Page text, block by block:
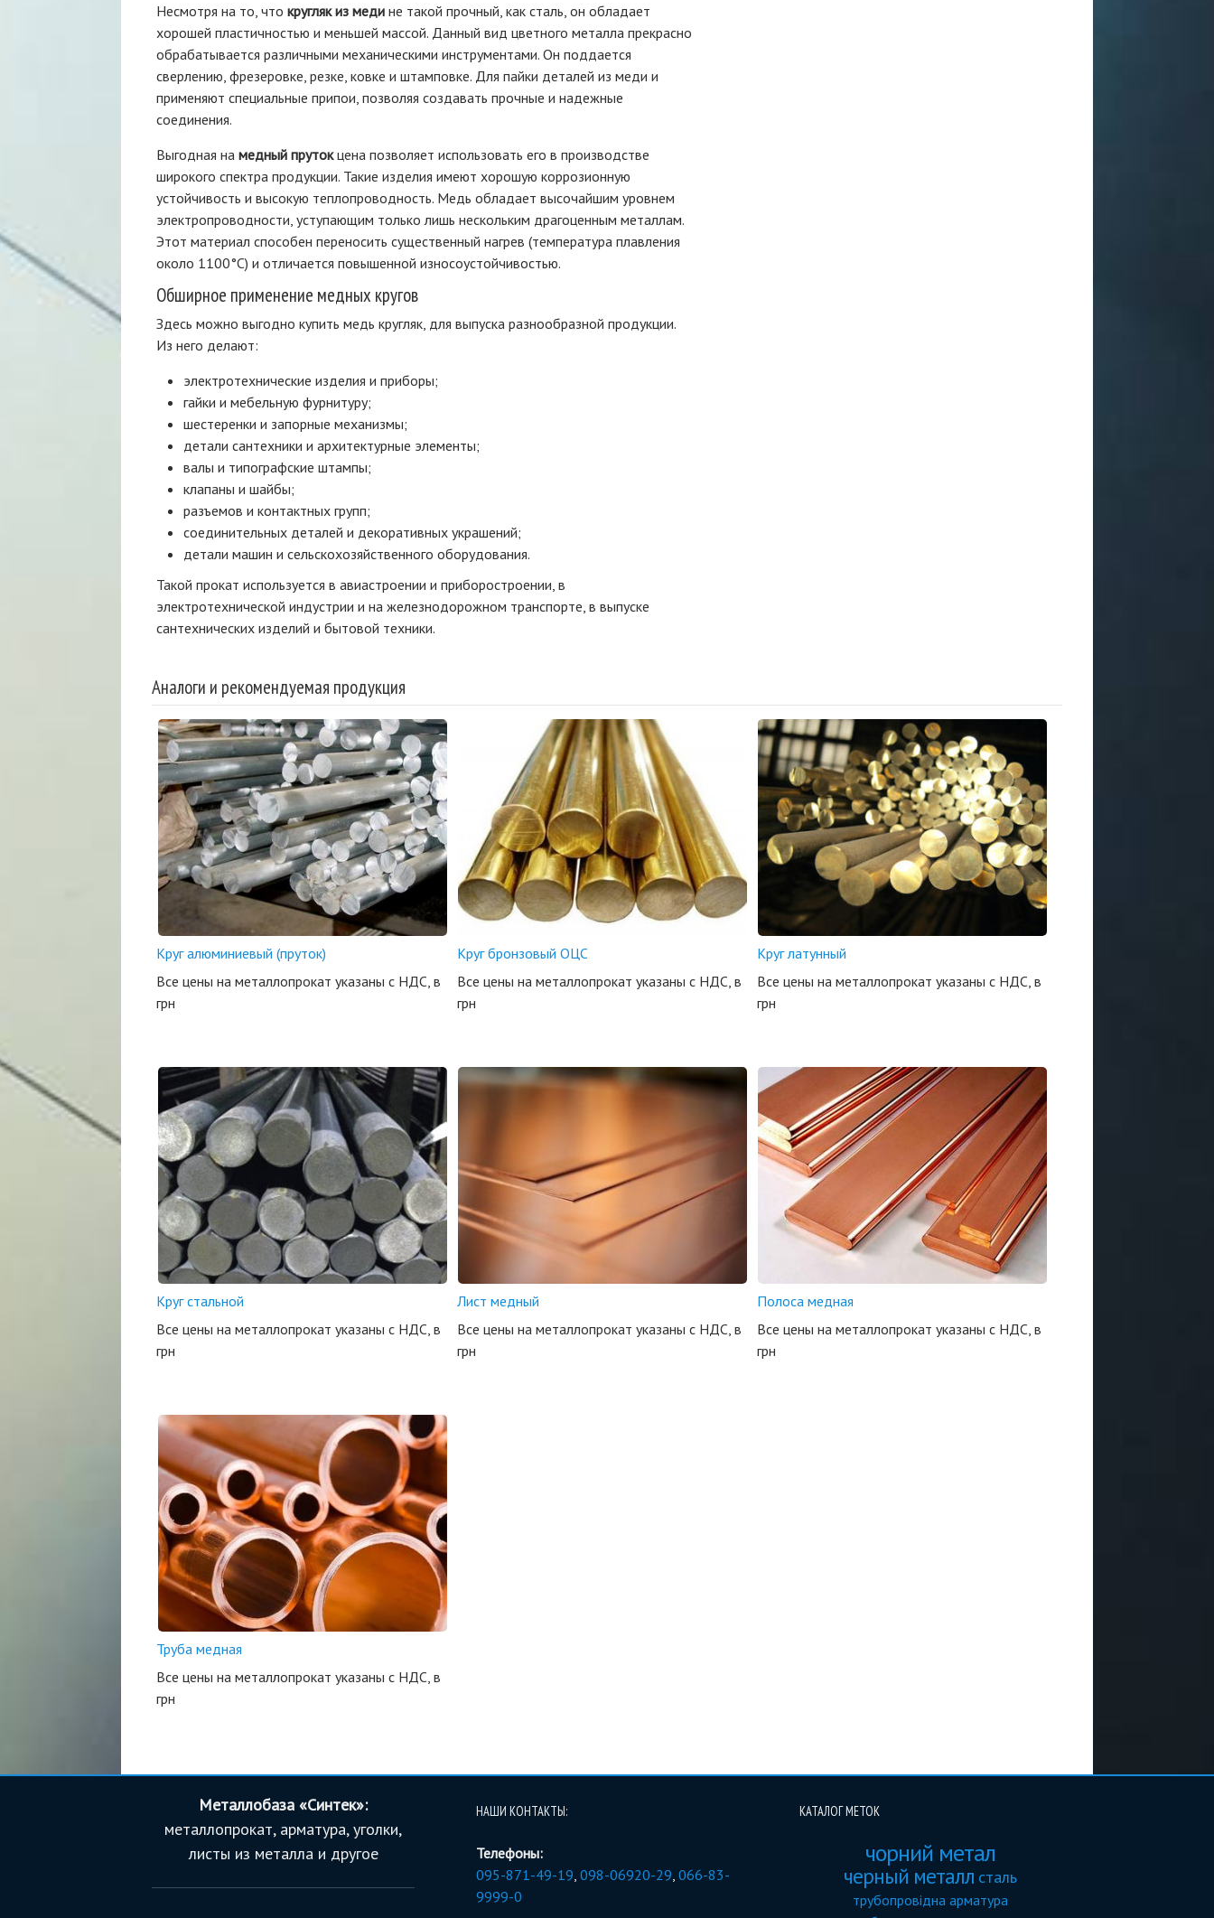
Несмотря на то, чтокругляк из меди не такой прочный, как сталь, он обладает
хорошей пластичностью и меньшей массой. Данный вид цветного металла прекрасно
обрабатывается различными механическими инструментами. Он поддается
сверлению, фрезеровке, резке, ковке и штамповке. Для пайки деталей из меди и
применяют специальные припои, позволяя создавать прочные и надежные
соединения.
Выгодная намедный прутокцена позволяет использовать его в производстве
широкого спектра продукции. Такие изделия имеют хорошую коррозионную
устойчивость и высокую теплопроводность. Медь обладает высочайшим уровнем
электропроводности, уступающим только лишь нескольким драгоценным металлам.
Этот материал способен переносить существенный нагрев (температура плавления
около 1100°С) и отличается повышенной износоустойчивостью.
Обширное применение медных кругов
Здесь можно выгодно купить медь кругляк, для выпуска разнообразной продукции.
Из него делают:
электротехнические изделия и приборы;
гайки и мебельную фурнитуру;
шестеренки и запорные механизмы;
детали сантехники и архитектурные элементы;
валы и типографские штампы;
клапаны и шайбы;
разъемов и контактных групп;
соединительных деталей и декоративных украшений;
детали машин и сельскохозяйственного оборудования.
Такой прокат используется в авиастроении и приборостроении, в
электротехнической индустрии и на железнодорожном транспорте, в выпуске
сантехнических изделий и бытовой техники.
Аналоги и рекомендуемая продукция
Круг алюминиевый (пруток)
Все цены на металлопрокат указаны с НДС, в
грн
Круг бронзовый ОЦС
Все цены на металлопрокат указаны с НДС, в
грн
Круг латунный
Все цены на металлопрокат указаны с НДС, в
грн
Круг стальной
Все цены на металлопрокат указаны с НДС, в
грн
Лист медный
Все цены на металлопрокат указаны с НДС, в
грн
Полоса медная
Все цены на металлопрокат указаны с НДС, в
грн
Труба медная
Все цены на металлопрокат указаны с НДС, в
грн
Металлобаза «Синтек»:
металлопрокат, арматура, уголки,
листы из металла и другое
НАШИ КОНТАКТЫ:
Телефоны:
095-871-49-19 098-06920-29 066-83-
9999-0
КАТАЛОГ МЕТОК
чорний метал
черный металл сталь
трубопровідна арматура